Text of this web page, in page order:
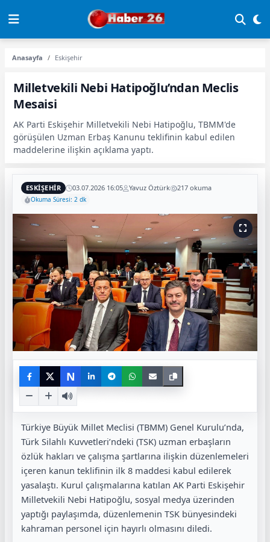
Anasayfa Eskişehir
Milletvekili Nebi Hatipoğlu’ndan Meclis
Mesaisi
AK Parti Eskişehir Milletvekili Nebi Hatipoğlu, TBMM'de
görüşülen Uzman Erbaş Kanunu teklifinin kabul edilen
maddelerine ilişkin açıklama yaptı.
ESKIŞEHIR 03.07.2026 16:05 Yavuz Öztürk 217 okuma
Okuma Süresi: 2 dk
N
Türkiye Büyük Millet Meclisi (TBMM) Genel Kurulu’nda,
Türk Silahlı Kuvvetleri’ndeki (TSK) uzman erbaşların
özlük hakları ve çalışma şartlarına ilişkin düzenlemeleri
içeren kanun teklifinin ilk 8 maddesi kabul edilerek
yasalaştı. Kurul çalışmalarına katılan AK Parti Eskişehir
Milletvekili Nebi Hatipoğlu, sosyal medya üzerinden
yaptığı paylaşımda, düzenlemenin TSK bünyesindeki
kahraman personel için hayırlı olmasını diledi.